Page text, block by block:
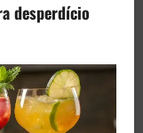
desperdício